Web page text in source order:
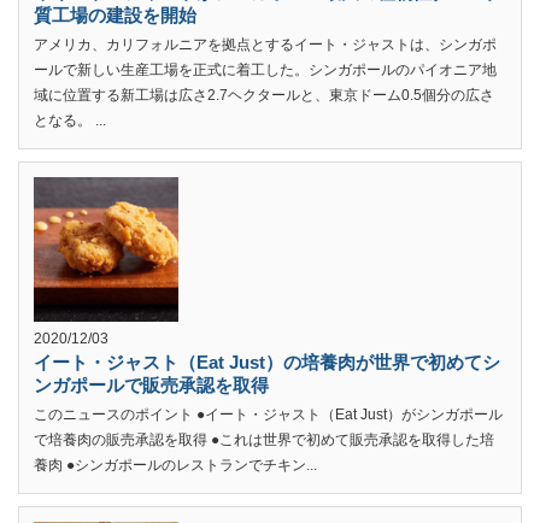
質工場の建設を開始
アメリカ、カリフォルニアを拠点とするイート・ジャストは、シンガポ
ールで新しい生産工場を正式に着工した。シンガポールのパイオニア地
域に位置する新工場は広さ2.7ヘクタールと、東京ドーム0.5個分の広さ
となる。 ...
2020/12/03
イート・ジャスト（Eat Just）の培養肉が世界で初めてシ
ンガポールで販売承認を取得
このニュースのポイント ●イート・ジャスト（Eat Just）がシンガポール
で培養肉の販売承認を取得 ●これは世界で初めて販売承認を取得した培
養肉 ●シンガポールのレストランでチキン...